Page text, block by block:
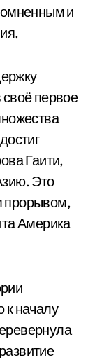
и
своё первое
Гаити,
Это
прорывом,
Америка
к началу